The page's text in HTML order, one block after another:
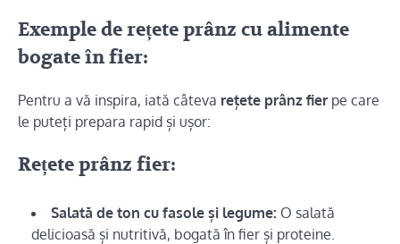
Exemple de rețete prânz cu alimente
bogate în fier:
Pentru a vă inspira, iată câteva rețete prânz fier pe care
le puteți prepara rapid și ușor:
Rețete prânz fier:
Salată de ton cu fasole și legume: O salată
delicioasă și nutritivă, bogată în fier și proteine.